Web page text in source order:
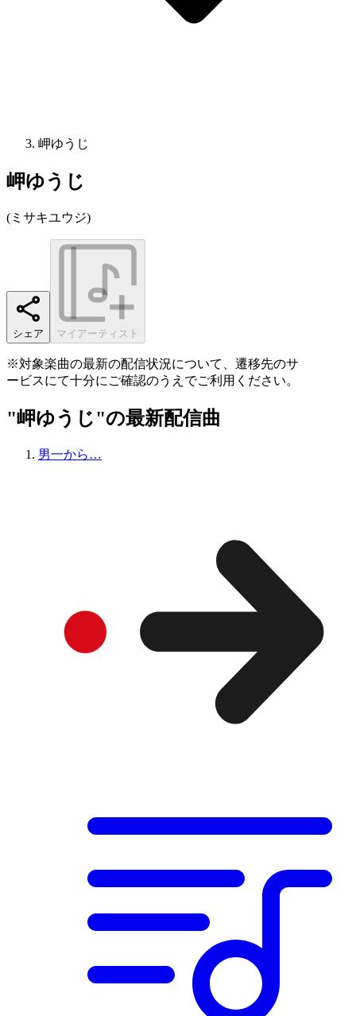
岬ゆうじ
岬ゆうじ
( ミサキユウジ)
シェア マイアーティスト
※対象楽曲の最新の配信状況について、遷移先のサ
ービスにて十分にご確認のうえでご利用ください。
"岬ゆうじ"の最新配信曲
男一から…